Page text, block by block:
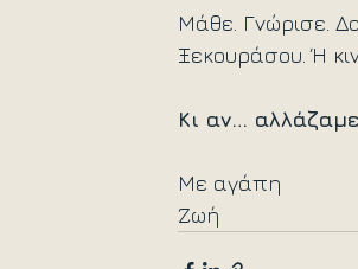
Μάθε. Γνώρισε.
Ξεκουράσου. Ή
Κι αν…
Με αγάπη
Ζωή